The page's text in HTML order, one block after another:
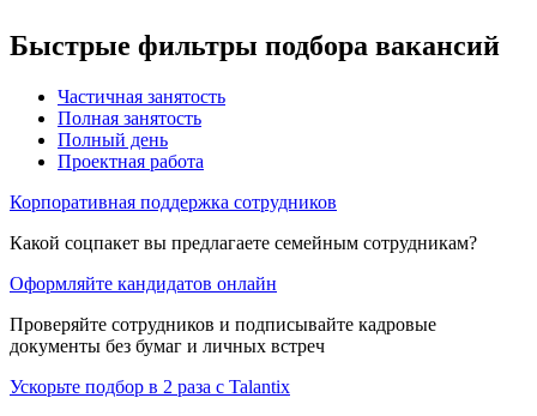
Быстрые фильтры подбора вакансий
Частичная занятость
Полная занятость
Полный день
Проектная работа
Корпоративная поддержка сотрудников
Какой соцпакет вы предлагаете семейным сотрудникам?
Оформляйте кандидатов онлайн
Проверяйте сотрудников и подписывайте кадровые
документы без бумаг и личных встреч
Ускорьте подбор в 2 раза с Talantix